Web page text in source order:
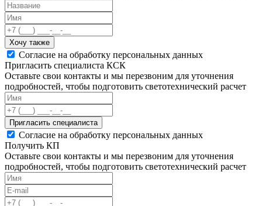
Хочу также
Согласие на обработку персональных данных
Пригласить специалиста КСК
Оставьте свои контакты и мы перезвоним для уточнения
подробностей, чтобы подготовить светотехнический расчет
Пригласить специалиста
Согласие на обработку персональных данных
Получить КП
Оставьте свои контакты и мы перезвоним для уточнения
подробностей, чтобы подготовить светотехнический расчет